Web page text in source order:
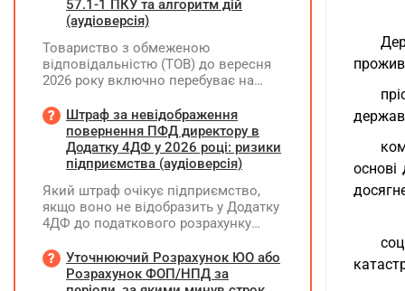
основі
до компетенції Мінфіну
57.1-1 ПКУ та алгоритм дій
(аудіоверсія)
Товариство з обмеженою
відповідальністю (ТОВ) до вересня
2026 року включно перебуває на
(єдиний податок, 3 група, ставка 5%,
неплатник ПДВ). З 1 жовтня 2026
року підприємство переходить на
загальну систему оподаткування
прибуток). За результатами
діяльності у періоді 2024–2025 років
(під час перебування на спрощеній
чистий прибуток, сума
нерозподіленого прибутку в балансі
Штраф за невідображення
повернення ПФД директору в
Додатку 4ДФ у 2026 році: ризики
підприємства (аудіоверсія)
Який штраф очікує підприємство,
якщо воно не відобразить у Додатку
4ДФ до податкового розрахунку
допомоги (ПФД) директору?
Уточнюючий Розрахунок ЮО або
Розрахунок ФОП/НПД за